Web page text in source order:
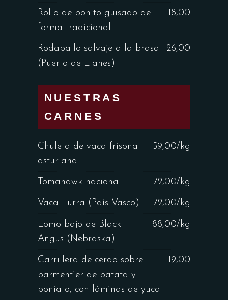
Rollo de bonito guisado de
forma tradicional
18,00
Rodaballo salvaje a la brasa
(Puerto de Llanes)
26,00
NUESTRAS
CARNES
Chuleta de vaca frisona
asturiana
59,00/kg
Tomahawk nacional 72,00/kg
Vaca Lurra (País Vasco) 72,00/kg
Lomo bajo de Black
Angus (Nebraska)
88,00/kg
Carrillera de cerdo sobre
parmentier de patata y
boniato, con láminas de yuca
19,00